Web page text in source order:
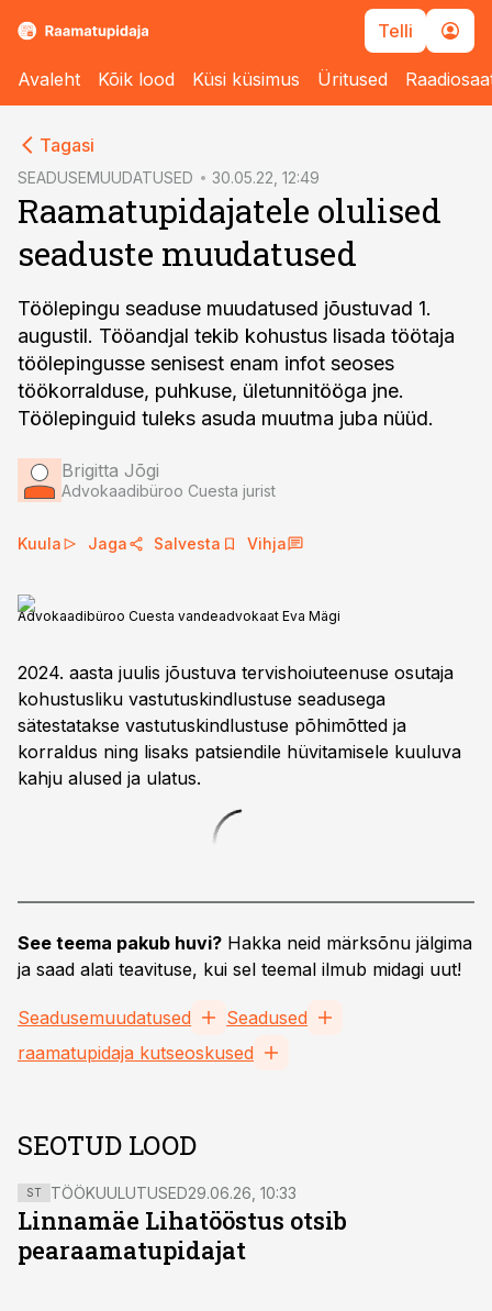
Telli
Avaleht Kõik lood Küsi küsimus Üritused
Tagasi
SEADUSEMUUDATUSED 30.05.22, 12:49
Raamatupidajatele olulised
seaduste muudatused
Töölepingu seaduse muudatused jõustuvad 1.
augustil. Tööandjal tekib kohustus lisada töötaja
töölepingusse senisest enam infot seoses
töökorralduse, puhkuse, ületunnitööga jne.
Töölepinguid tuleks asuda muutma juba nüüd.
Brigitta Jõgi
Advokaadibüroo Cuesta jurist
Kuula Jaga Salvesta Vihja
Advokaadibüroo Cuesta vandeadvokaat Eva Mägi
2024. aasta juulis jõustuva tervishoiuteenuse osutaja
kohustusliku vastutuskindlustuse seadusega
sätestatakse vastutuskindlustuse põhimõtted ja
korraldus ning lisaks patsiendile hüvitamisele kuuluva
kahju alused ja ulatus.
See teema pakub huvi? Hakka neid märksõnu jälgima
ja saad alati teavituse, kui sel teemal ilmub midagi uut!
Seadusemuudatused
Seadused
raamatupidaja kutseoskused
SEOTUD LOOD
ST TÖÖKUULUTUSED29.06.26, 10:33
Linnamäe Lihatööstus otsib
pearaamatupidajat